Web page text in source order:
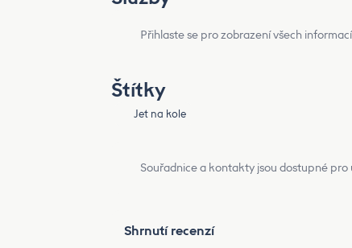
Přihlaste se pro zobrazení všech informací
Štítky
Jet na kole
Souřadnice a kontakty jsou dostupné pro
Shrnutí recenzí